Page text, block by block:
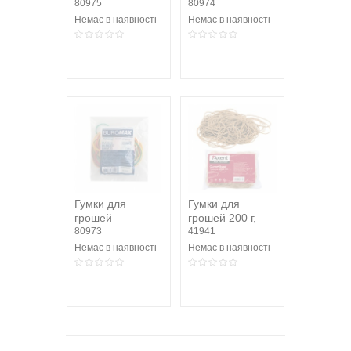
BUROMAX
JOBMAX, 1000г,
асорті
80975
Немає в наявності
BUROMAX
JOBMAX
BM.5516, 500г,
80974
Немає в наявності
Гумки для
грошей
BUROMAX
JOBMAX
BM.5515, 50г,
80973
Немає в наявності
Гумки для
грошей 200 г,
натуральний
каучук
41941
Немає в наявності